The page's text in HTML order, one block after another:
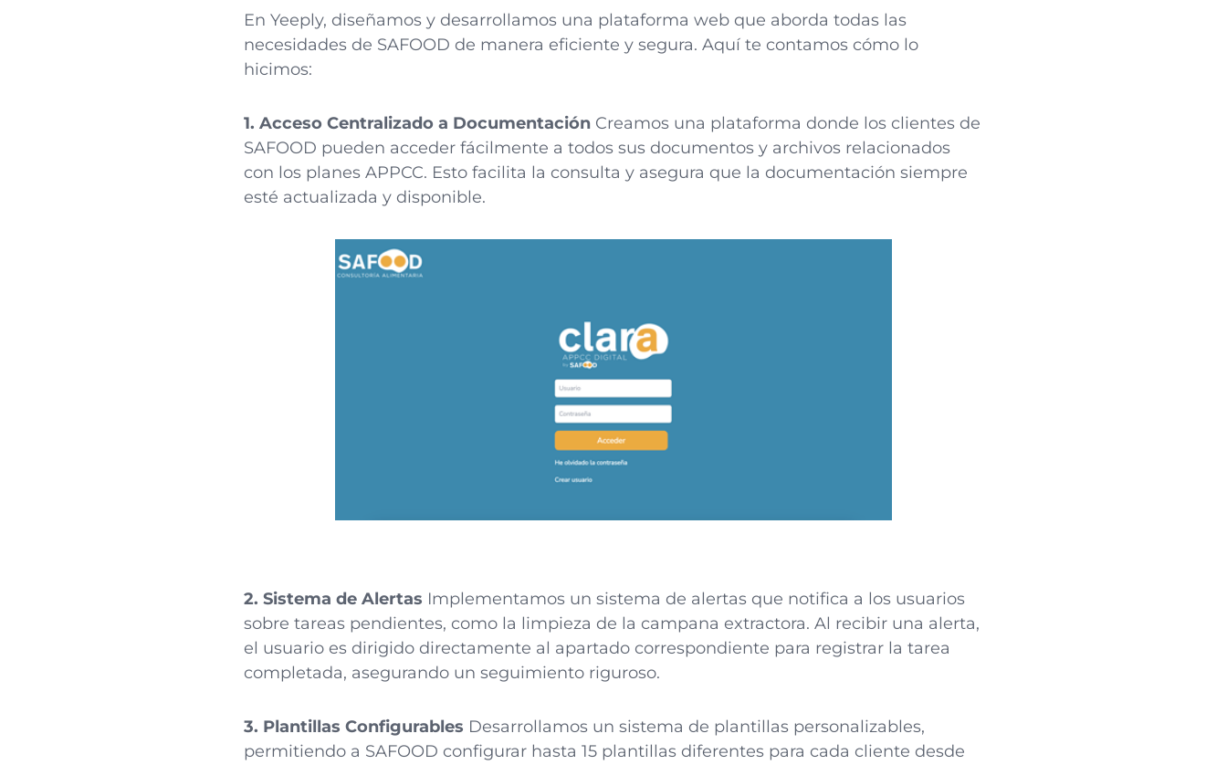
En Yeeply, diseñamos y desarrollamos una plataforma web que aborda todas las
necesidades de SAFOOD de manera eficiente y segura. Aquí te contamos cómo lo
hicimos:
1. Acceso Centralizado a Documentación Creamos una plataforma donde los clientes de
SAFOOD pueden acceder fácilmente a todos sus documentos y archivos relacionados
con los planes APPCC. Esto facilita la consulta y asegura que la documentación siempre
esté actualizada y disponible.
2. Sistema de Alertas Implementamos un sistema de alertas que notifica a los usuarios
sobre tareas pendientes, como la limpieza de la campana extractora. Al recibir una alerta,
el usuario es dirigido directamente al apartado correspondiente para registrar la tarea
completada, asegurando un seguimiento riguroso.
3. Plantillas Configurables Desarrollamos un sistema de plantillas personalizables,
permitiendo a SAFOOD configurar hasta 15 plantillas diferentes para cada cliente desde